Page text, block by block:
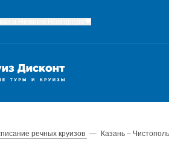
речных круизов — Казань –